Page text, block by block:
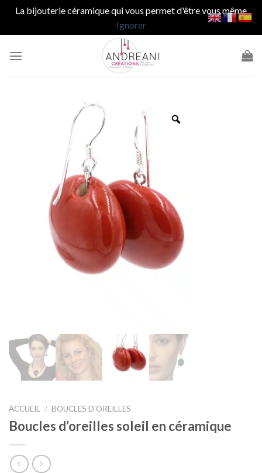
La bijouterie céramique qui vous permet d'être vous même
Ignorer
ACCUEIL / BOUCLES D'OREILLES
Boucles d’oreilles soleil en céramique